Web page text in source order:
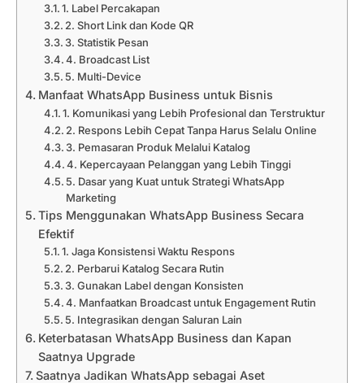
1. Label Percakapan
2. Short Link dan Kode QR
3. Statistik Pesan
4. Broadcast List
5. Multi-Device
Manfaat WhatsApp Business untuk Bisnis
1. Komunikasi yang Lebih Profesional dan Terstruktur
2. Respons Lebih Cepat Tanpa Harus Selalu Online
3. Pemasaran Produk Melalui Katalog
4. Kepercayaan Pelanggan yang Lebih Tinggi
5. Dasar yang Kuat untuk Strategi WhatsApp
Marketing
Tips Menggunakan WhatsApp Business Secara
Efektif
1. Jaga Konsistensi Waktu Respons
2. Perbarui Katalog Secara Rutin
3. Gunakan Label dengan Konsisten
4. Manfaatkan Broadcast untuk Engagement Rutin
5. Integrasikan dengan Saluran Lain
Keterbatasan WhatsApp Business dan Kapan
Saatnya Upgrade
Saatnya Jadikan WhatsApp sebagai Aset